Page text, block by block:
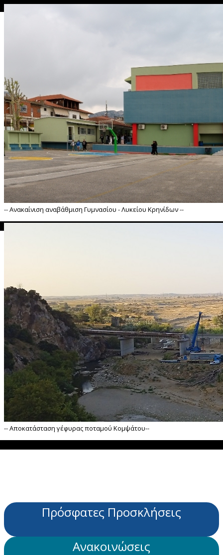
--
-- Ανακαίνιση αναβάθμιση Γυμνασίου - Λυκείου Κρηνίδων --
">
αναβάθμιση Γυμνασίου - Λυκείου Κρηνίδων --
-- Αποκατάσταση γέφυρας ποταμού Κομψάτου--
Πρόσφατες Προσκλήσεις
Ανακοινώσεις